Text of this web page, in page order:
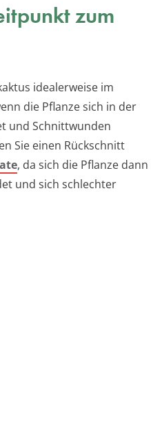
zum
idealerweise im
die Pflanze sich in der
und Schnittwunden
Sie einen Rückschnitt
, da sich die Pflanze dann
und sich schlechter